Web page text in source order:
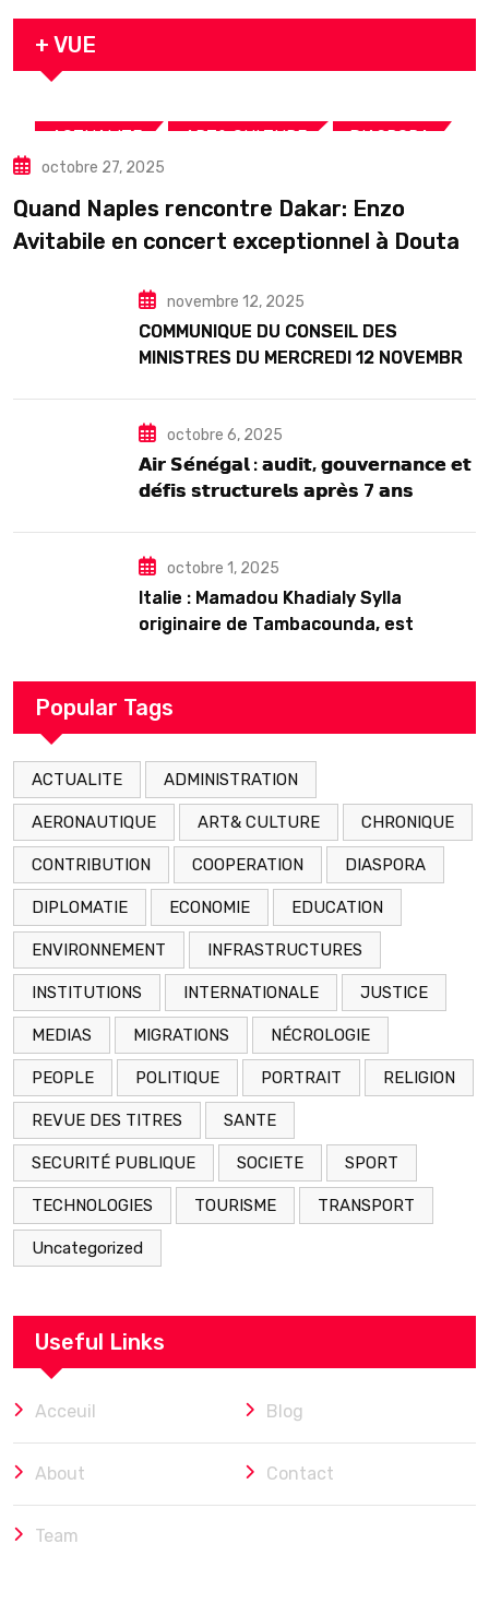
arrestation
+ VUE
ACTUALITE ART& CULTURE DIASPORA
TOURISME
octobre 27, 2025
Quand Naples rencontre Dakar: Enzo
Avitabile en concert exceptionnel à Douta
novembre 12, 2025
COMMUNIQUE DU CONSEIL DES
MINISTRES DU MERCREDI 12 NOVEMBRE
octobre 6, 2025
𝗔𝗶𝗿 𝗦𝗲́𝗻𝗲́𝗴𝗮𝗹 : 𝗮𝘂𝗱𝗶𝘁, 𝗴𝗼𝘂𝘃𝗲𝗿𝗻𝗮𝗻𝗰𝗲 𝗲𝘁
𝗱𝗲́𝗳𝗶𝘀 𝘀𝘁𝗿𝘂𝗰𝘁𝘂𝗿𝗲𝗹𝘀 𝗮𝗽𝗿𝗲̀𝘀 7 𝗮𝗻𝘀
octobre 1, 2025
Italie : Mamadou Khadialy Sylla
originaire de Tambacounda, est
arrestation
Popular Tags
ACTUALITE ADMINISTRATION
AERONAUTIQUE ART& CULTURE CHRONIQUE
CONTRIBUTION COOPERATION DIASPORA
DIPLOMATIE ECONOMIE EDUCATION
ENVIRONNEMENT INFRASTRUCTURES
INSTITUTIONS INTERNATIONALE JUSTICE
MEDIAS MIGRATIONS NÉCROLOGIE
PEOPLE POLITIQUE PORTRAIT RELIGION
REVUE DES TITRES SANTE
SECURITÉ PUBLIQUE SOCIETE SPORT
TECHNOLOGIES TOURISME TRANSPORT
Uncategorized
Useful Links
Acceuil Blog
About Contact
Team